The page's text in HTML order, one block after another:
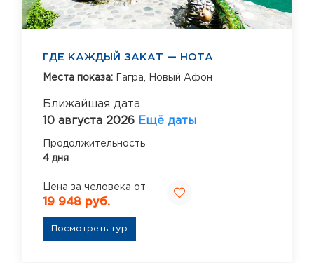
ГДЕ КАЖДЫЙ ЗАКАТ — НОТА
Места показа: Гагра, Новый Афон
Ближайшая дата
10 августа 2026 Ещё даты
Продолжительность
4 дня
Цена за человека от
19 948 руб.
Посмотреть тур